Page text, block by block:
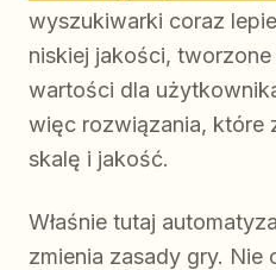
wyszukiwarki coraz
niskiej jakości,
wartości dla
więc rozwiązania, które
skalę i jakość.
Właśnie tutaj
zmienia zasady gry. Nie